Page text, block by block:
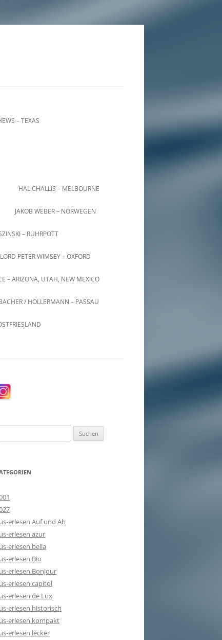
– TEXAS
HAL CHALLIS – MELBOURNE
JAKOB WEBER – NORWEGEN
– RUHRPOTT
LORD PETER WIMSEY – OXFORD
– ARIZONA, UTAH, NEW MEXICO
/ HOLLERMANN – PASSAU
erlesen Auf und Ab
erlesen azur
erlesen bella
erlesen Bio
erlesen Bonjour
erlesen capitol
erlesen de Lux
erlesen historisch
erlesen kompakt
erlesen lecker